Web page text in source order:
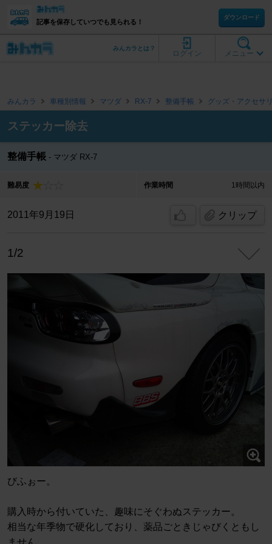
記事を保存していつでも見られる！
ダウンロード
メニュー
ログイン
みんカラとは？
みんカラ 車種別情報 マツダ RX-7 整備手帳 グッズ・アクセサ
ステッカー除去
整備手帳 マツダ RX-7
難易度 作業時間 1時間以内
2011年9月19日 クリップ
1/2
びふぉー。
購入時から付いていた、趣味にそぐわぬステッカー。
相当な年季物で硬化しており、薬品ごときじゃびくともし